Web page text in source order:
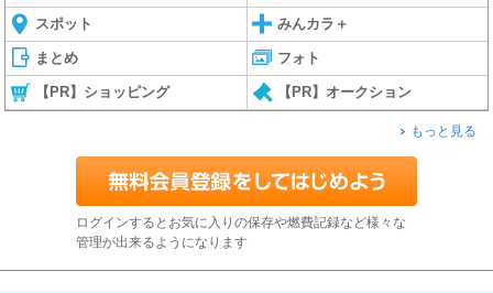
スポット みんカラ＋
まとめ フォト
【PR】ショッピング 【PR】オークション
もっと見る
ログインするとお気に入りの保存や燃費記録など様々な
管理が出来るようになります